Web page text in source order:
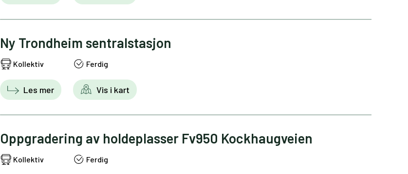
Ny Trondheim sentralstasjon
Kollektiv Ferdig
Les mer Vis i kart
Oppgradering av holdeplasser Fv950 Kockhaugveien
Kollektiv Ferdig